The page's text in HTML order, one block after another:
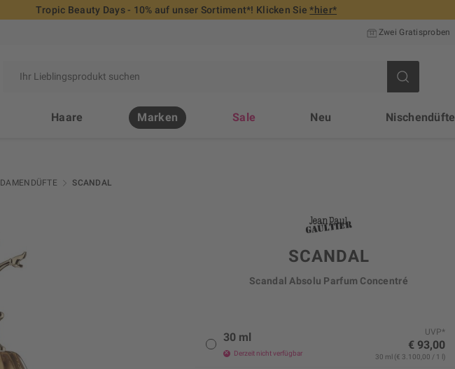
Tropic Beauty Days - 10% auf unser Sortiment*! Klicken Sie*hier*
Zwei Gratisproben
Haare Marken Sale Neu Nischendüfte
DAMENDÜFTE SCANDAL
SCANDAL
Scandal Absolu Parfum Concentré
30 ml
Derzeit nicht verfügbar
UVP*
€ 93,00
30 ml (€ 3.100,00 / 1 l)